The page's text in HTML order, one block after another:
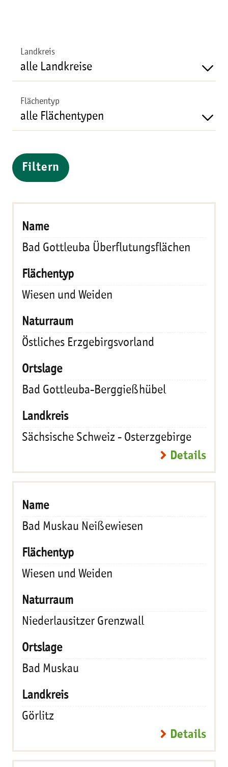
Landkreis
Flächentyp
Filtern
Bad Gottleuba Überflutungsflächen
Wiesen und Weiden
Östliches Erzgebirgsvorland
Bad Gottleuba-Berggießhübel
Sächsische Schweiz - Osterzgebirge
Details
Bad Muskau Neißewiesen
Wiesen und Weiden
Niederlausitzer Grenzwall
Bad Muskau
Görlitz
Details